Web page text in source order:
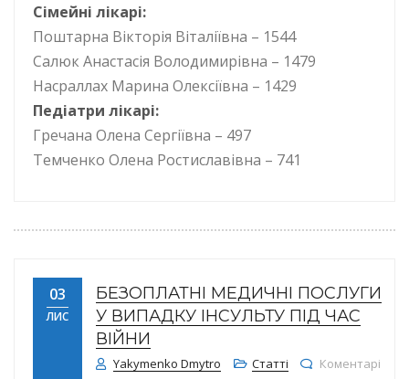
Сімейні лікарі:
Поштарна Вікторія Віталіївна – 1544
Салюк Анастасія Володимирівна – 1479
Насраллах Марина Олексіївна – 1429
Педіатри лікарі:
Гречана Олена Сергіївна – 497
Темченко Олена Ростиславівна – 741
03
ЛИС
БЕЗОПЛАТНІ МЕДИЧНІ ПОСЛУГИ
У ВИПАДКУ ІНСУЛЬТУ ПІД ЧАС
ВІЙНИ
Yakymenko Dmytro Статті
Коментарі